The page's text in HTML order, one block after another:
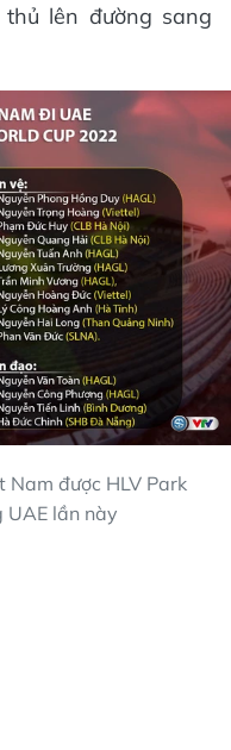
lên đường sang
được HLV Park
UAE lần này